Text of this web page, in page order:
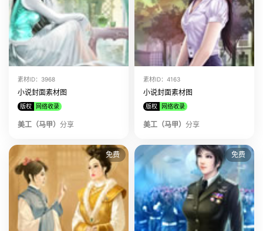
素材ID：3968
小说封面素材图
版权 网络收录
美工（马甲） 分享
素材ID：4163
小说封面素材图
版权 网络收录
美工（马甲） 分享
免费 免费